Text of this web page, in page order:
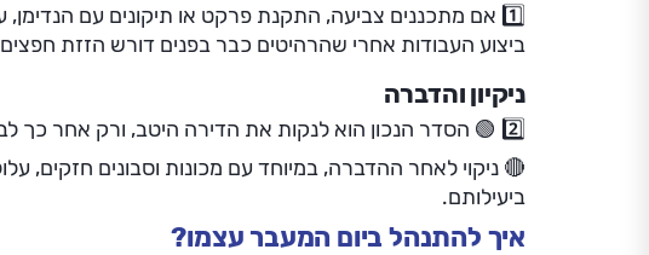
1️⃣ אם מתכננים צביעה, התקנת פרקט או תיקונים עם
ביצוע העבודות אחרי שהרהיטים כבר בפנים דורש הזזת
ניקיון והדברה
2️⃣ 🟢 הסדר הנכון הוא לנקות את הדירה היטב, ורק אחר כך לבצע הדברה.
🔴 ניקוי לאחר ההדברה, במיוחד עם מכונות וסבונים חזקים,
ביעילותם.
איך להתנהל ביום המעבר עצמו?